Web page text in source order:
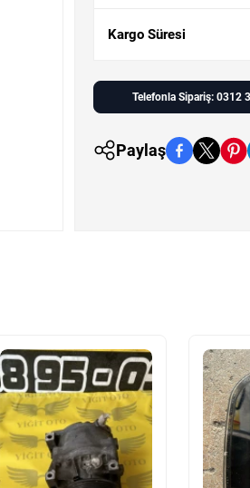
Kargo Süresi
Telefonla Sipariş: 0312
Paylaş